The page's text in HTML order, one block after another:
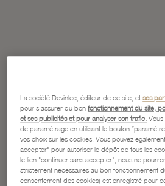
La société Devinlec, éditeur de ce site, etses
pour s'assurer du bonfonctionnement du site,
et ses publicités et pour analyser son trafic.
de paramétrage en utilisant le bouton
vos choix sur les cookies. Vous pouvez
accepter" pour autoriser le dépôt de tous les
le lien "continuer sans accepter", nous ne
strictement nécessaires au bon fonctionnement
consentement des cookies) est enregistré pour